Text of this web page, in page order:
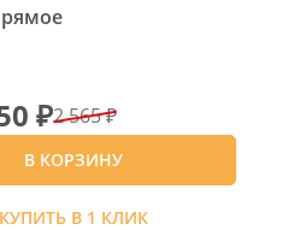
₽2 565 ₽
В КОРЗИНУ
КУПИТЬ В 1 КЛИК